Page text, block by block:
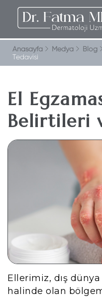
Anasayfa Medya Blog
Tedavisi
El
Belirtileri
Ellerimiz, dış
halinde olan